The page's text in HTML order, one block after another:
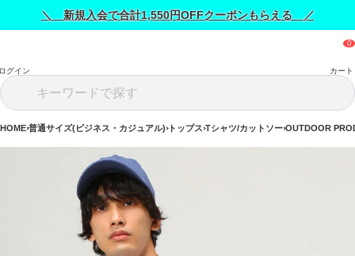
＼ 新規入会で合計1,550円OFFクーポンもらえる ／
グイン カート
HOME 普通サイズ(ビジネス・カジュアル) トップス Tシャツ/カットソー OUTDOOR